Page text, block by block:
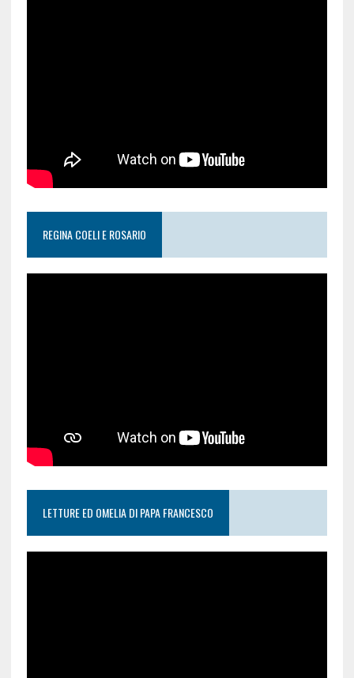
REGINA COELI E ROSARIO
LETTURE ED OMELIA DI PAPA FRANCESCO